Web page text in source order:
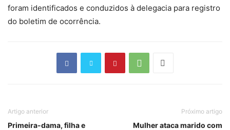
foram identificados e conduzidos à delegacia para registro
do boletim de ocorrência.
Artigo anterior
Primeira-dama, filha e
Próximo artigo
Mulher ataca marido com